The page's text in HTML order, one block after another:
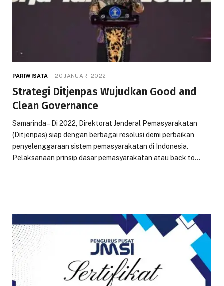
PARIWISATA 20 JANUARI 2022
Strategi Ditjenpas Wujudkan Good and
Clean Governance
Samarinda – Di 2022, Direktorat Jenderal Pemasyarakatan
(Ditjenpas) siap dengan berbagai resolusi demi perbaikan
penyelenggaraan sistem pemasyarakatan di Indonesia.
Pelaksanaan prinsip dasar pemasyarakatan atau back to…